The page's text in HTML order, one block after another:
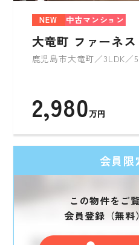
NEW 中古マンション
大竜町 ファーネ
鹿児島市大竜町／3LDK／
2,980万円
会員限
この物件をご
会員登録（無料